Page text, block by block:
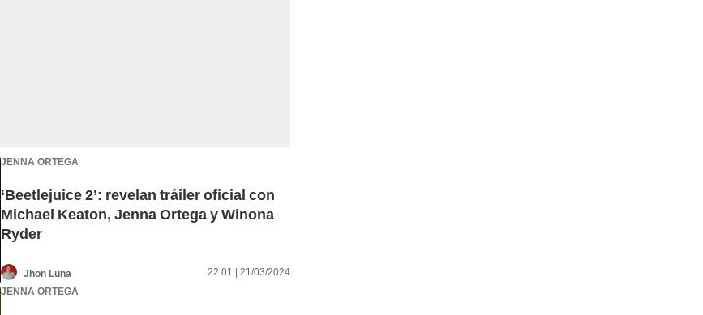
JENNA ORTEGA
‘Beetlejuice 2’: revelan tráiler oficial con
Michael Keaton, Jenna Ortega y Winona
Ryder
Jhon Luna
22:01 | 21/03/2024
JENNA ORTEGA